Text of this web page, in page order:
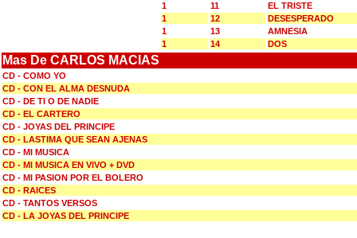
1
11
EL TRISTE
1
12
DESESPERADO
1
13
AMNESIA
1
14 DOS
Mas De CARLOS MACIAS
CD - COMO YO
CD - CON EL ALMA DESNUDA
CD - DE TI O DE NADIE
CD - EL CARTERO
CD - JOYAS DEL PRINCIPE
CD - LASTIMA QUE SEAN AJENAS
CD - MI MUSICA
CD - MI MUSICA EN VIVO + DVD
CD - MI PASION POR EL BOLERO
CD - RAICES
CD - TANTOS VERSOS
CD - LA JOYAS DEL PRINCIPE